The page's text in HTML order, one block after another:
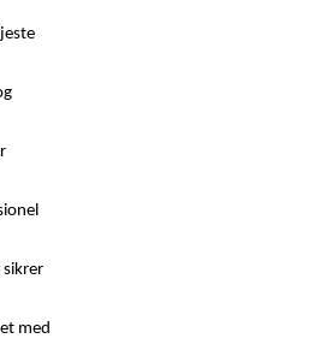
med